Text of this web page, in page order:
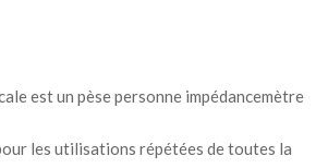
est un pèse personne impédancemètre
les utilisations répétées de toutes la